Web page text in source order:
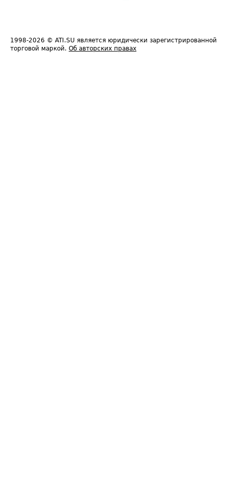
1998-2026 © ATI.SU является юридически зарегистрированной
торговой маркой. Об авторских правах